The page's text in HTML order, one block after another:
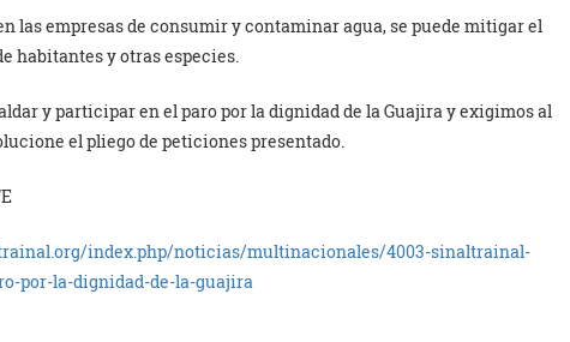
las empresas de consumir y contaminar agua, se puede mitigar el
habitantes y otras especies.
y participar en el paro por la dignidad de la Guajira y exigimos al
el pliego de peticiones presentado.
index.php/noticias/multinacionales/4003-sinaltrainal-
por-la-dignidad-de-la-guajira